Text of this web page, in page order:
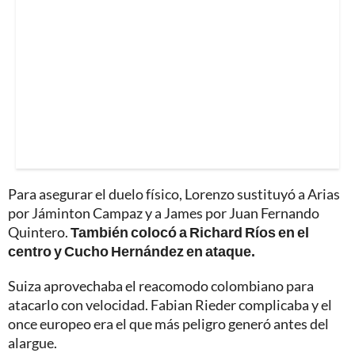
Para asegurar el duelo físico, Lorenzo sustituyó a Arias
por Jáminton Campaz y a James por Juan Fernando
Quintero.También colocó a Richard Ríos en el
centro y Cucho Hernández en ataque.
Suiza aprovechaba el reacomodo colombiano para
atacarlo con velocidad. Fabian Rieder complicaba y el
once europeo era el que más peligro generó antes del
alargue.